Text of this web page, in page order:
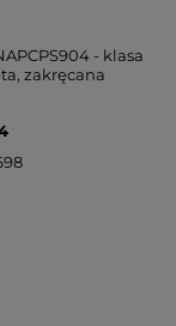
- klasa
zakręcana